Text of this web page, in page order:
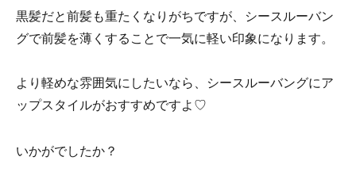
黒髪だと前髪も重たくなりがちですが、シースルーバン
グで前髪を薄くすることで一気に軽い印象になります。
より軽めな雰囲気にしたいなら、シースルーバングにア
ップスタイルがおすすめですよ♡
いかがでしたか？